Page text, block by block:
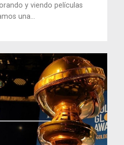
y viendo películas
una...